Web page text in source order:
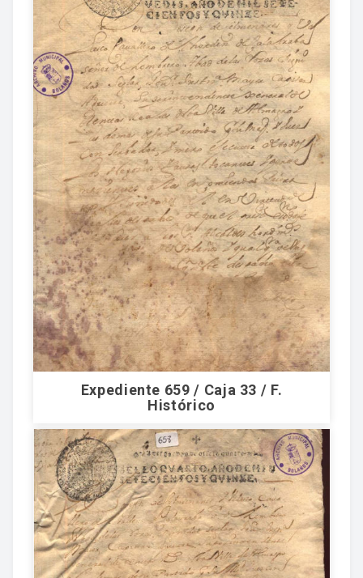
Expediente 659 / Caja 33 / F.
Histórico